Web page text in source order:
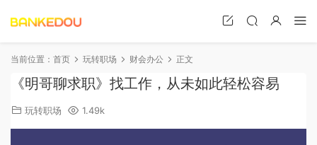
当前位置： 首页 玩转职场 财会办公 正文
《明哥聊求职》找工作，从未如此轻松容易
玩转职场 1.49k